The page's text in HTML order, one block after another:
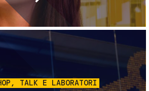
Immagine
TALK E LABORATORI